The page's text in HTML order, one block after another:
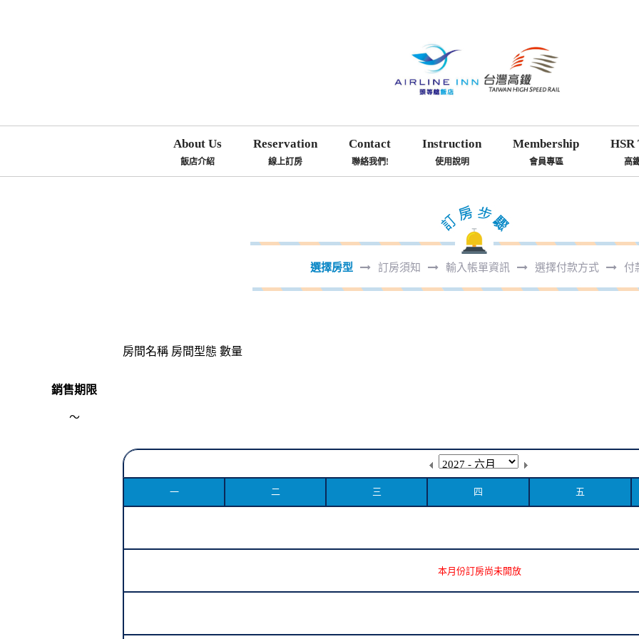
About Us
飯店介紹
Reservation
線上訂房
Contact
聯絡我們!
Instruction
使用說明
Membership
會員專區
HSR
高
選擇房型 訂房須知 輸入帳單資訊 選擇付款方式 付
房間名稱 房間型態 數量
銷售期限
～
一 二 三 四 五
本月份訂房尚未開放